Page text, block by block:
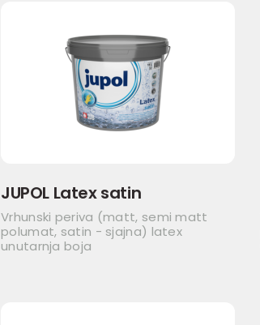
JUPOL Latex satin
Vrhunski periva (matt, semi matt
polumat, satin - sjajna) latex
unutarnja boja